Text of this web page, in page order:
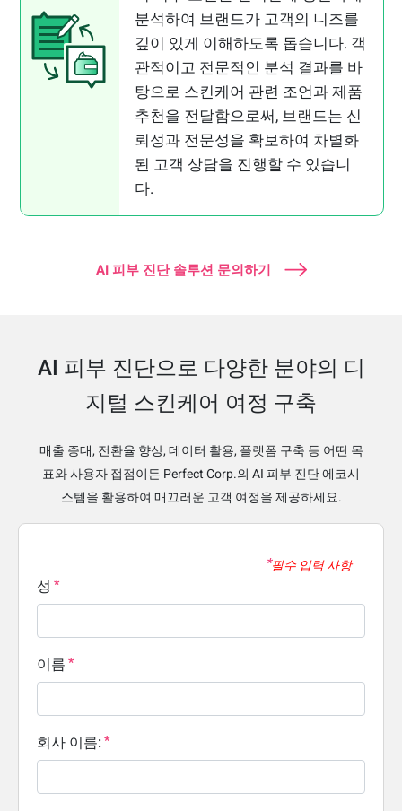
분석하여 브랜드가 고객의 니즈를
깊이 있게 이해하도록 돕습니다. 객
관적이고 전문적인 분석 결과를 바
탕으로 스킨케어 관련 조언과 제품
추천을 전달함으로써, 브랜드는 신
뢰성과 전문성을 확보하여 차별화
된 고객 상담을 진행할 수 있습니
다.
AI 피부 진단 솔루션 문의하기
AI 피부 진단으로 다양한 분야의 디
지털 스킨케어 여정 구축
매출 증대, 전환율 향상, 데이터 활용, 플랫폼 구축 등 어떤 목
표와 사용자 접점이든 Perfect Corp.의 AI 피부 진단 에코시
스템을 활용하여 매끄러운 고객 여정을 제공하세요.
필수 입력 사항
성
이름
회사 이름: